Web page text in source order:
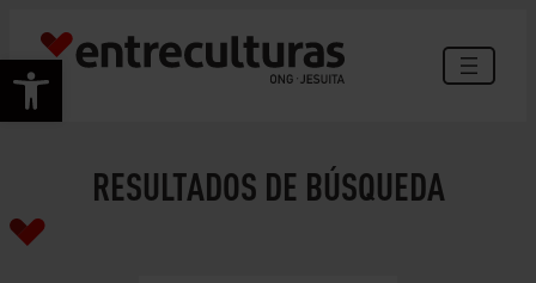
Abrir barra de herramientas
RESULTADOS DE BÚSQUEDA